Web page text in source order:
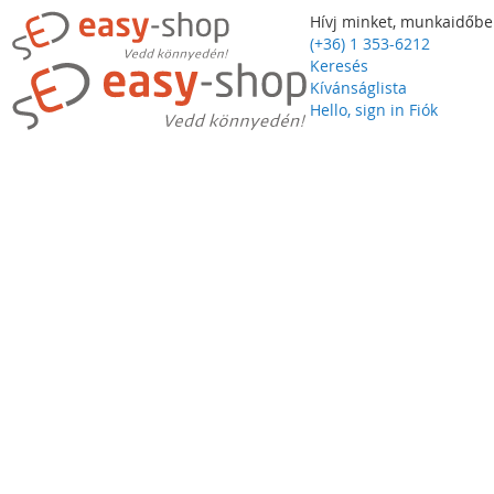
Hívj minket,
(+36) 1 353-6212
Keresés
Kívánságlista
Hello, sign in Fiók